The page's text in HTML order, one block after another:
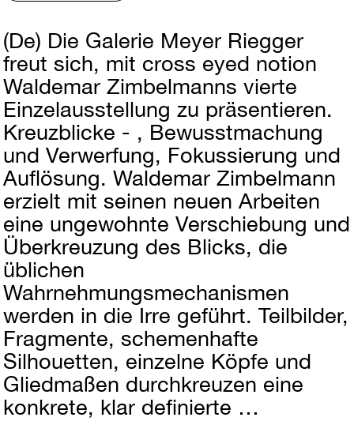
(De) Die Galerie Meyer Riegger
freut sich, mit cross eyed notion
Waldemar Zimbelmanns vierte
Einzelausstellung zu präsentieren.
Kreuzblicke - , Bewusstmachung
und Verwerfung, Fokussierung und
Auflösung. Waldemar Zimbelmann
erzielt mit seinen neuen Arbeiten
eine ungewohnte Verschiebung und
Überkreuzung des Blicks, die
üblichen
Wahrnehmungsmechanismen
werden in die Irre geführt. Teilbilder,
Fragmente, schemenhafte
Silhouetten, einzelne Köpfe und
Gliedmaßen durchkreuzen eine
konkrete, klar definierte …